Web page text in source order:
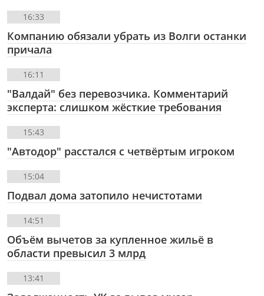
16:33
Компанию обязали убрать из Волги останки
причала
16:11
"Валдай" без перевозчика. Комментарий
эксперта: слишком жёсткие требования
15:43
"Автодор" расстался с четвёртым игроком
15:04
Подвал дома затопило нечистотами
14:51
Объём вычетов за купленное жильё в
области превысил 3 млрд
13:41